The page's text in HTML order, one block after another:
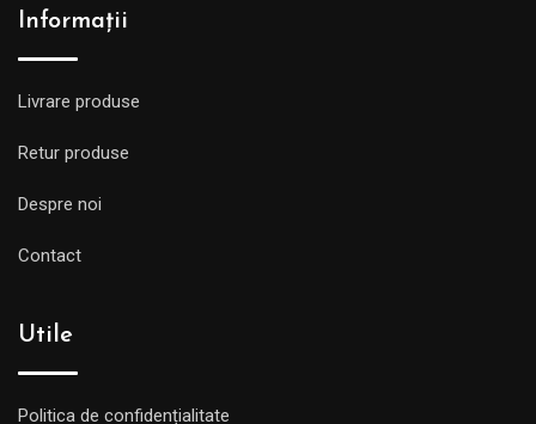
Informații
Livrare produse
Retur produse
Despre noi
Contact
Utile
Politica de confidențialitate